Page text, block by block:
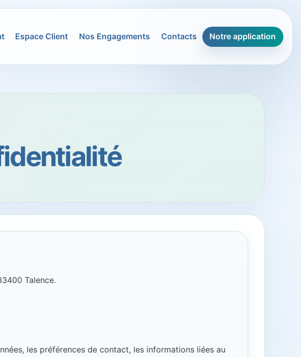
Espace Client Nos Engagements Contacts Notre application
Talence.
les préférences de contact, les informations liées au